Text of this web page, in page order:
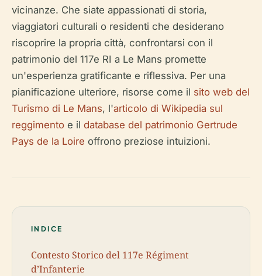
vicinanze. Che siate appassionati di storia,
viaggiatori culturali o residenti che desiderano
riscoprire la propria città, confrontarsi con il
patrimonio del 117e RI a Le Mans promette
un'esperienza gratificante e riflessiva. Per una
pianificazione ulteriore, risorse come il sito web del
Turismo di Le Mans, l'articolo di Wikipedia sul
reggimento e il database del patrimonio Gertrude
Pays de la Loire offrono preziose intuizioni.
INDICE
Contesto Storico del 117e Régiment
d’Infanterie